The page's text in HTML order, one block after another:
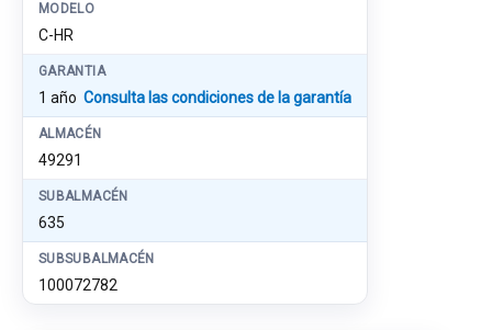
MODELO
C-HR
GARANTIA
1 año Consulta las condiciones de la garantía
ALMACÉN
49291
SUBALMACÉN
635
SUBSUBALMACÉN
100072782